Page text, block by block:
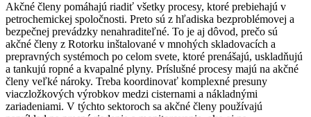
Akčné členy pomáhajú riadiť všetky procesy, ktoré prebiehajú v
petrochemickej spoločnosti. Preto sú z hľadiska bezproblémovej a
bezpečnej prevádzky nenahraditeľné. To je aj dôvod, prečo sú
akčné členy z Rotorku inštalované v mnohých skladovacích a
prepravných systémoch po celom svete, ktoré prenášajú, uskladňujú
a tankujú ropné a kvapalné plyny. Príslušné procesy majú na akčné
členy veľké nároky. Treba koordinovať komplexné presuny
viaczložkových výrobkov medzi cisternami a nákladnými
zariadeniami. V týchto sektoroch sa akčné členy používajú